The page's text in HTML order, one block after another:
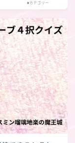
■カテゴリー